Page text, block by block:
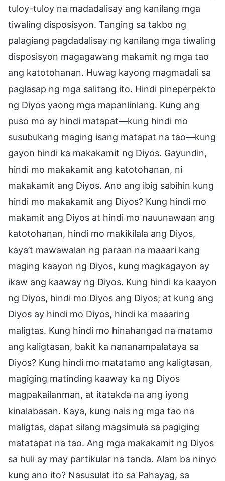
tuloy-tuloy na madadalisay ang kanilang mga
tiwaling disposisyon. Tanging sa takbo ng
palagiang pagdadalisay ng kanilang mga tiwaling
disposisyon magagawang makamit ng mga tao
ang katotohanan. Huwag kayong magmadali sa
paglasap ng mga salitang ito. Hindi pineperpekto
ng Diyos yaong mga mapanlinlang. Kung ang
puso mo ay hindi matapat—kung hindi mo
susubukang maging isang matapat na tao—kung
gayon hindi ka makakamit ng Diyos. Gayundin,
hindi mo makakamit ang katotohanan, ni
makakamit ang Diyos. Ano ang ibig sabihin kung
hindi mo makakamit ang Diyos? Kung hindi mo
makamit ang Diyos at hindi mo nauunawaan ang
katotohanan, hindi mo makikilala ang Diyos,
kaya’t mawawalan ng paraan na maaari kang
maging kaayon ng Diyos, kung magkagayon ay
ikaw ang kaaway ng Diyos. Kung hindi ka kaayon
ng Diyos, hindi mo Diyos ang Diyos; at kung ang
Diyos ay hindi mo Diyos, hindi ka maaaring
maligtas. Kung hindi mo hinahangad na matamo
ang kaligtasan, bakit ka nananampalataya sa
Diyos? Kung hindi mo matatamo ang kaligtasan,
magiging matinding kaaway ka ng Diyos
magpakailanman, at itatakda na ang iyong
kinalabasan. Kaya, kung nais ng mga tao na
maligtas, dapat silang magsimula sa pagiging
matatapat na tao. Ang mga makakamit ng Diyos
sa huli ay may partikular na tanda. Alam ba ninyo
kung ano ito? Nasusulat ito sa Pahayag, sa